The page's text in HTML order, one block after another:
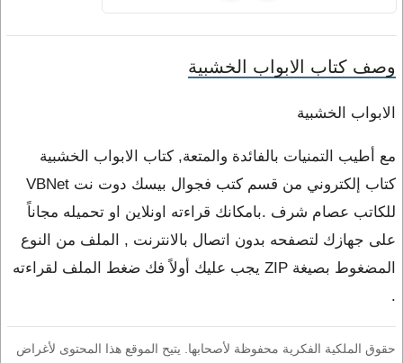
وصف كتاب الابواب الخشبية
الابواب الخشبية
مع أطيب التمنيات بالفائدة والمتعة, كتاب الابواب الخشبية
كتاب إلكتروني من قسم كتب فجوال بيسك دوت نت VBNet
للكاتب عصام شرف .بامكانك قراءته اونلاين او تحميله مجاناً
على جهازك لتصفحه بدون اتصال بالانترنت , الملف من النوع
المضغوط بصيغة ZIP يجب عليك أولاً فك ضغط الملف لقراءته
.
حقوق الملكية الفكرية محفوظة لأصحابها. يتيح الموقع هذا المحتوى لأغراض